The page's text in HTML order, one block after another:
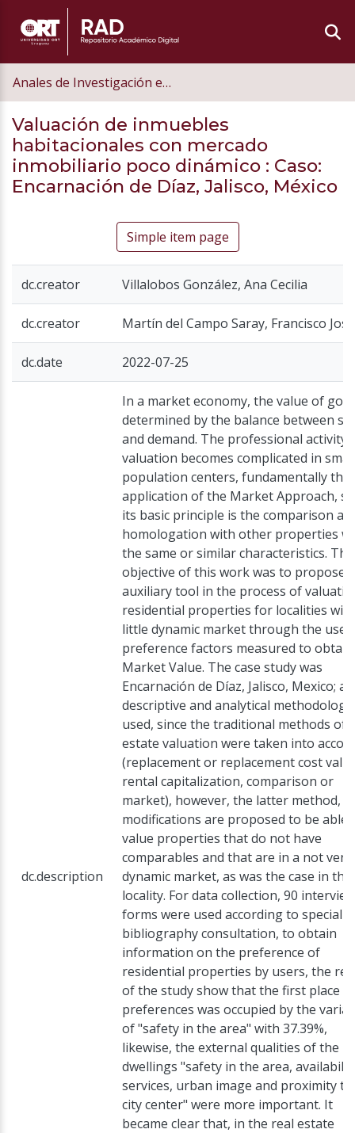
Anales de Investigación en Arquitectura
Valuación de inmuebles
habitacionales con mercado
inmobiliario poco dinámico : Caso:
Encarnación de Díaz, Jalisco, México
Simple item page
dc.creator Villalobos González, Ana Cecilia
dc.creator Martín del Campo Saray, Francisco José
dc.date 2022-07-25
dc.description
In a market economy, the value of
determined by the balance between
and demand. The professional activity
valuation becomes complicated in small
population centers, fundamentally the
application of the Market Approach,
its basic principle is the comparison
homologation with other properties
the same or similar characteristics. The
objective of this work was to propose
auxiliary tool in the process of
residential properties for localities with
little dynamic market through the use
preference factors measured to
Market Value. The case study was
Encarnación de Díaz, Jalisco, Mexico;
descriptive and analytical methodology
used, since the traditional methods of
estate valuation were taken into
(replacement or replacement cost
rental capitalization, comparison or
market), however, the latter method,
modifications are proposed to be able
value properties that do not have
comparables and that are in a not very
dynamic market, as was the case in this
locality. For data collection, 90 interview
forms were used according to
bibliography consultation, to obtain
information on the preference of
residential properties by users, the
of the study show that the first place
preferences was occupied by the
of "safety in the area" with 37.39%,
likewise, the external qualities of the
dwellings "safety in the area,
services, urban image and proximity
city center" were more important. It
became clear that, in the real estate